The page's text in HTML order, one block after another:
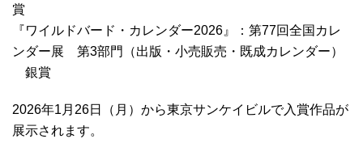
賞
『ワイルドバード・カレンダー2026』：第77回全国カレ
ンダー展 第3部門（出版・小売販売・既成カレンダー）
銀賞
2026年1月26日（月）から東京サンケイビルで入賞作品が
展示されます。